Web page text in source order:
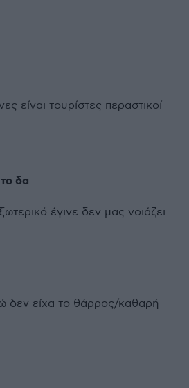
είναι τουρίστες περαστικοί
δα
έγινε δεν μας νοιάζει
δεν είχα το θάρρος/καθαρή